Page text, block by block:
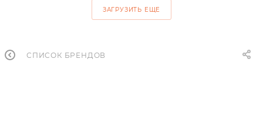
ЗАГРУЗИТЬ ЕЩЕ
СПИСОК БРЕНДОВ